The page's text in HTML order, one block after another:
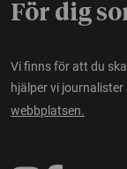
För dig
Vi finns för att du
hjälper vi
webbplatsen.